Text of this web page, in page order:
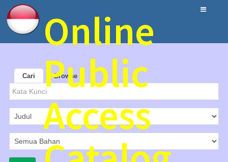
Online
Public
Access
Cari Browse